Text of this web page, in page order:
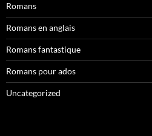
Romans
Romans en anglais
Romans fantastique
Romans pour ados
Uncategorized